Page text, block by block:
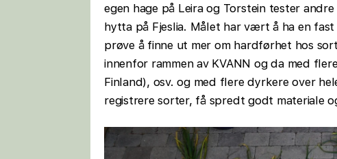
egen hage på Leira og Torstein tester
hytta på Fjeslia. Målet har vært å ha en
prøve å finne ut mer om hardførhet hos
innenfor rammen av KVANN og da med
Finland), osv. og med flere dyrkere over
registrere sorter, få spredt godt materiale